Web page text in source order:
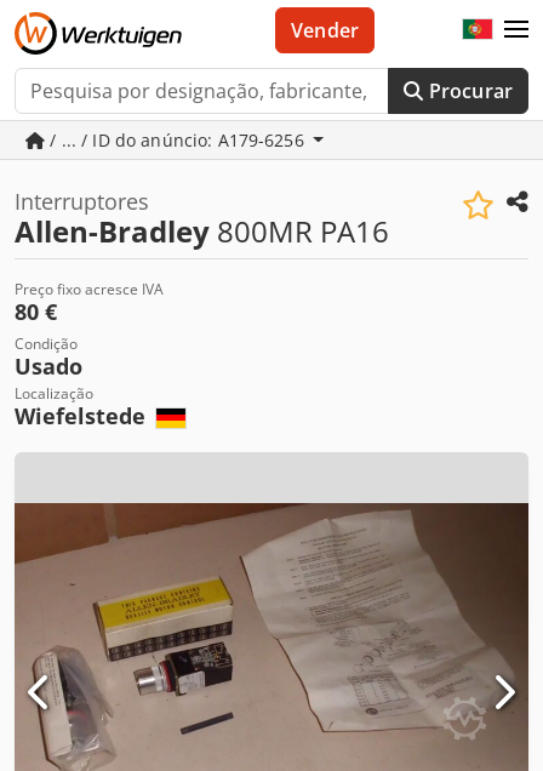
Procurar
Vender
/ ... / ID do anúncio: A179-6256
Interruptores
Allen-Bradley 800MR PA16
Preço fixo acresce IVA
80 €
Condição
Usado
Localização
Wiefelstede